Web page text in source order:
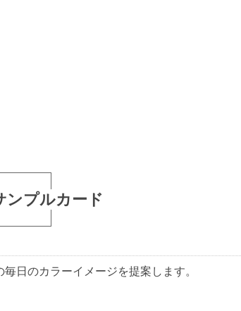
ンプルカード
毎日のカラーイメージを提案します。